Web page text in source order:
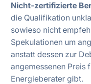
Nicht-zertifizierte
die Qualifikation
sowieso nicht
Spekulationen um
anstatt dessen zur
angemessenen
Energieberater gibt.